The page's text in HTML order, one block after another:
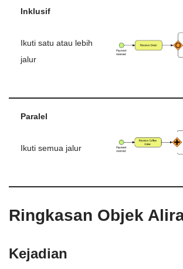
Inklusif
Ikuti satu atau lebih
jalur
Paralel
Ikuti semua jalur
Ringkasan Objek
Kejadian